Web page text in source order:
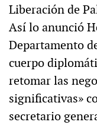
Liberación de
Así lo anunció
Departamento
cuerpo
retomar las
significativas»
secretario